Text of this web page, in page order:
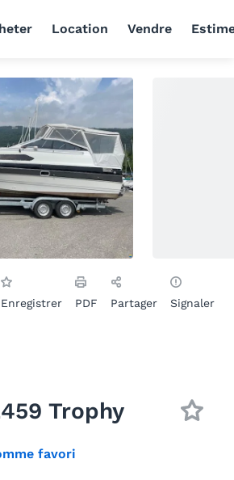
Location Vendre
Enregistrer PDF Partager Signaler
Trophy
favori